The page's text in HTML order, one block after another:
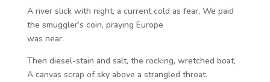
A river slick with night, a current cold as fear, We paid
the smuggler’s coin, praying Europe
was near.
Then diesel-stain and salt, the rocking, wretched boat,
A canvas scrap of sky above a strangled throat.